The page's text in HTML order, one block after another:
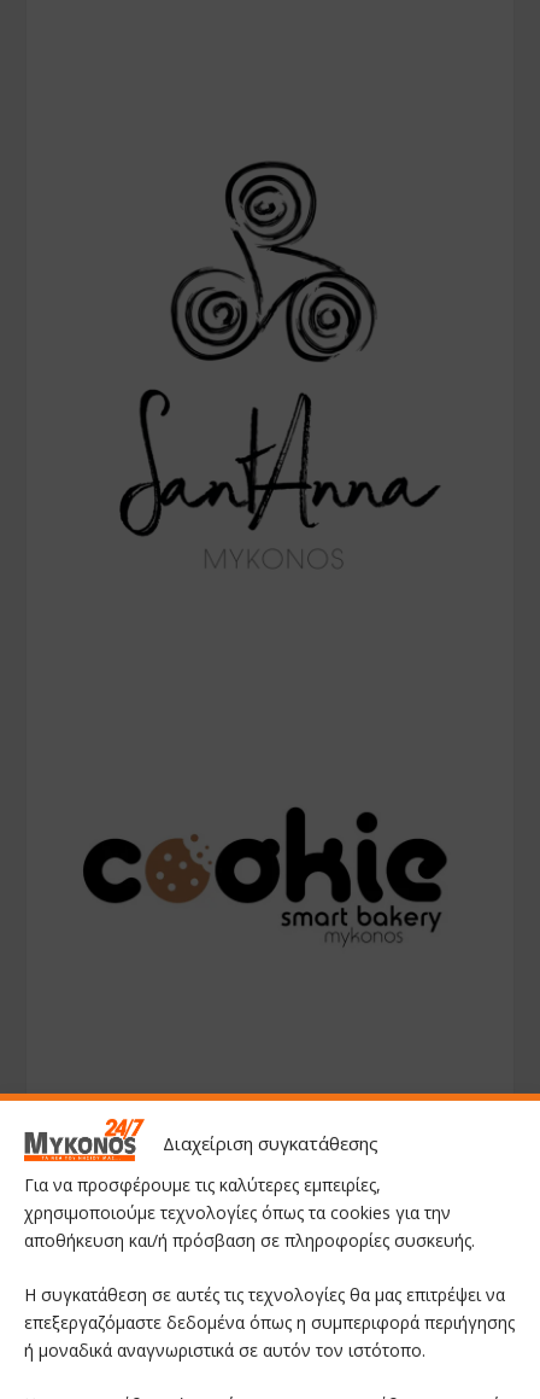
Διαχείριση συγκατάθεσης
Για να προσφέρουμε τις καλύτερες εμπειρίες,
χρησιμοποιούμε τεχνολογίες όπως τα cookies για την
αποθήκευση και/ή πρόσβαση σε πληροφορίες συσκευής.
Η συγκατάθεση σε αυτές τις τεχνολογίες θα μας επιτρέψει να
επεξεργαζόμαστε δεδομένα όπως η συμπεριφορά περιήγησης
ή μοναδικά αναγνωριστικά σε αυτόν τον ιστότοπο.